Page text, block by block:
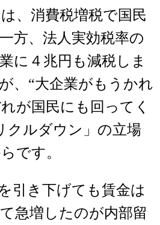
、消費税増税で国民
方、法人実効税率の
に４兆円も減税しま
、“大企業がもうかれ
が国民にも回ってく
クルダウン」の立場
です。
引き下げても賃金は
急増したのが内部留